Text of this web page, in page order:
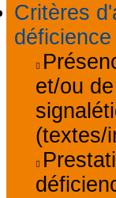
Critères
et/ou
(textes/